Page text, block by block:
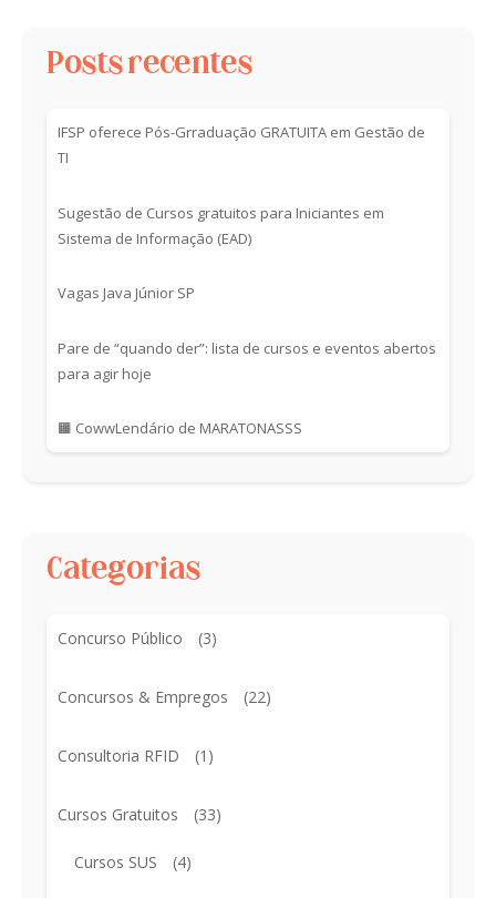
Posts recentes
IFSP oferece Pós-Grraduação GRATUITA em Gestão de
TI
Sugestão de Cursos gratuitos para Iniciantes em
Sistema de Informação (EAD)
Vagas Java Júnior SP
Pare de “quando der”: lista de cursos e eventos abertos
para agir hoje
🟧 CowwLendário de MARATONASSS
Categorias
Concurso Público (3)
Concursos & Empregos (22)
Consultoria RFID (1)
Cursos Gratuitos (33)
Cursos SUS (4)